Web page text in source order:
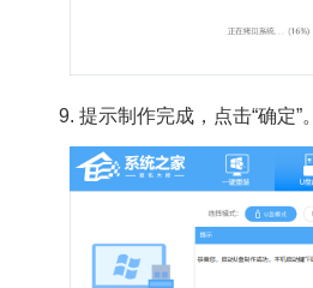
9. 提示制作完成，点击“确定”。